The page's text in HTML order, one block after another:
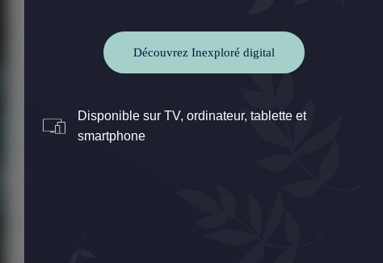
Découvrez Inexploré digital
Disponible sur TV, ordinateur, tablette et
smartphone